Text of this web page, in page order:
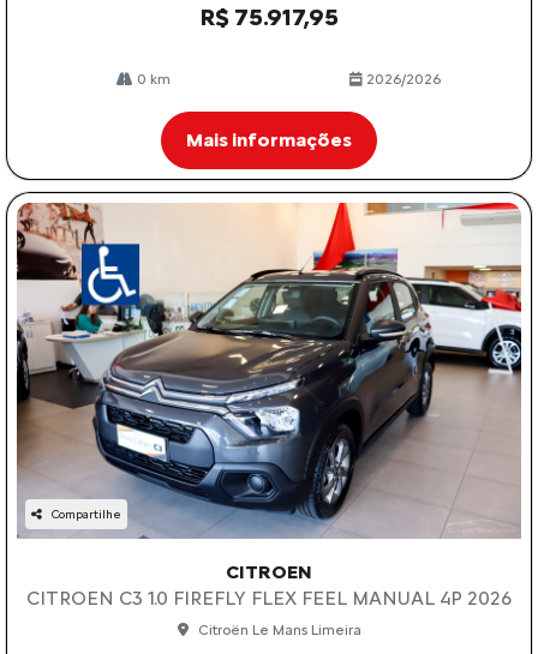
R$ 75.917,95
0 km 2026/2026
Mais informações
Compartilhe
CITROEN
CITROEN C3 1.0 FIREFLY FLEX FEEL MANUAL 4P 2026
Citroën Le Mans Limeira